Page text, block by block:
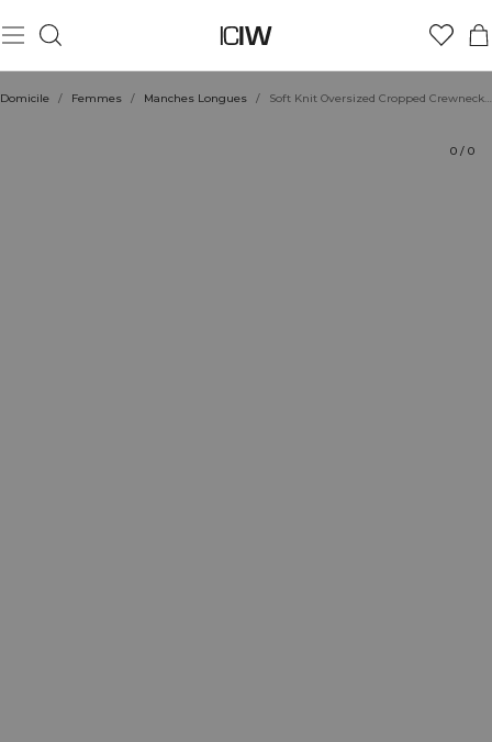
Domicile / Femmes / Manches Longues / Soft Knit Oversized Cropped Crewneck White
0 / 0